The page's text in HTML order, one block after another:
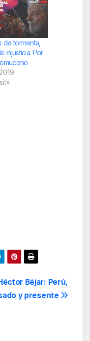
de tormenta,
injusticia. Por
Béjar: Perú,
y presente